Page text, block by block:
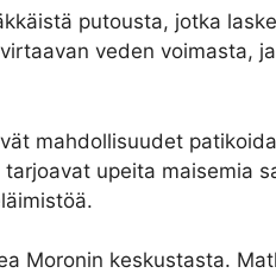
putousta, jotka
veden voimasta,
mahdollisuudet
upeita maisemia
Moronin keskustasta.